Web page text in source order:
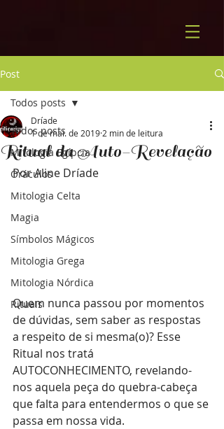
Post
Todos posts
Mitologia Egípcia
Oráculos
Mitologia Celta
Magia
Símbolos Mágicos
Mitologia Grega
Mitologia Nórdica
Rituais
Todos posts
Ritual da Auto-Revelação
Dríade
1 de mai. de 2019 2 min de leitura
Por Aline Dríade
Quem nunca passou por momentos
de dúvidas, sem saber as respostas
a respeito de si mesma(o)? Esse
Ritual nos tratá
AUTOCONHECIMENTO, revelando-
nos aquela peça do quebra-cabeça
que falta para entendermos o que se
passa em nossa vida.